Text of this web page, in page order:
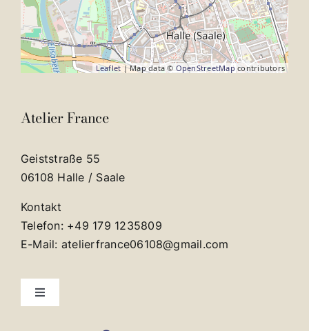
Leaflet | Map data © OpenStreetMap contributors
Atelier France
Geiststraße 55
06108 Halle / Saale
Kontakt
Telefon: +49 179 1235809
E-Mail: atelierfrance06108@gmail.com
Toggle